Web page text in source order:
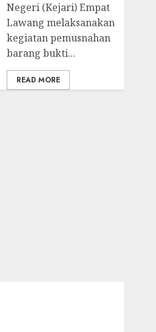
Negeri (Kejari) Empat
Lawang melaksanakan
kegiatan pemusnahan
barang bukti...
READ MORE